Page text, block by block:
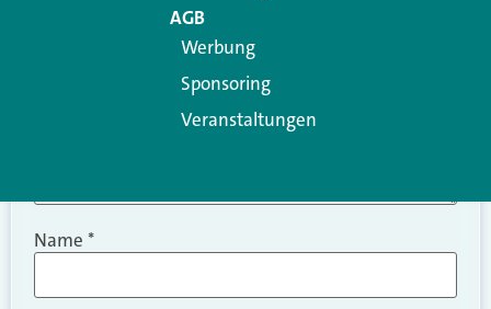
Name *
AGB
Werbung
Sponsoring
Veranstaltungen